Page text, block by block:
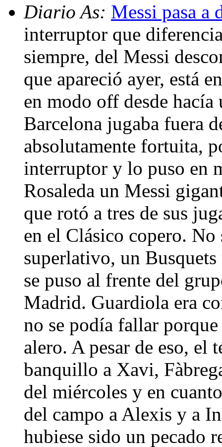
Diario As: Messi pasa a
interruptor que
siempre, del Messi
que apareció ayer, está
en modo off desde
Barcelona jugaba fuera
absolutamente fortuita,
interruptor y lo puso en
Rosaleda un Messi
que rotó a tres de sus
en el Clásico copero.
superlativo, un
se puso al frente del
Madrid. Guardiola era
no se podía fallar
alero. A pesar de eso, el
banquillo a Xavi,
del miércoles y en
del campo a Alexis y a
hubiese sido un pecado